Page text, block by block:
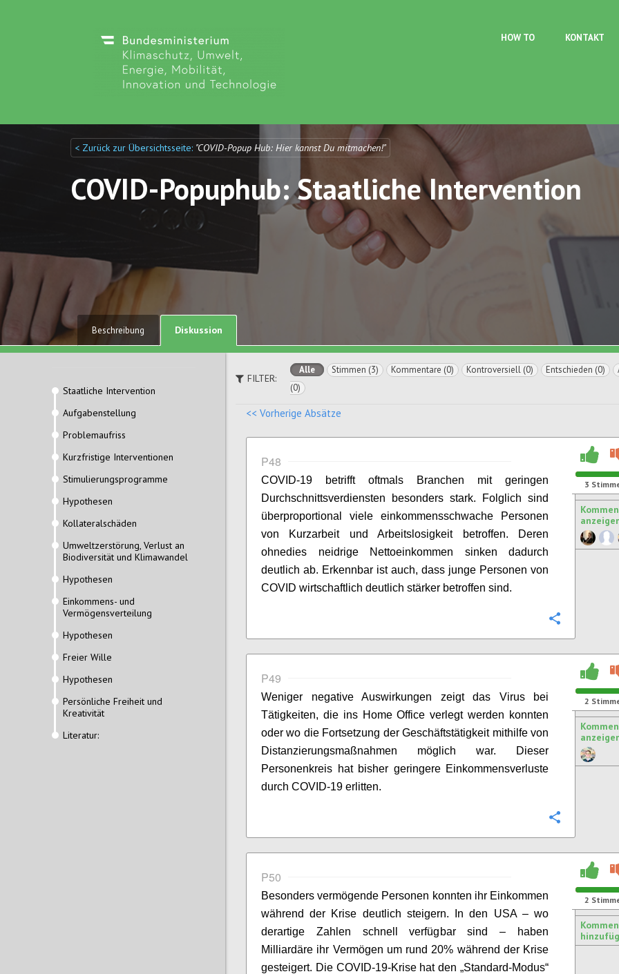
HOW TO KONTAKT
Discuto
< Zurück zur Übersichtsseite: "COVID-Popup Hub: Hier kannst Du mitmachen!"
COVID-Popuphub: Staatliche Intervention
Beschreibung
Diskussion
Staatliche Intervention
Aufgabenstellung
Problemaufriss
Kurzfristige Interventionen
Stimulierungsprogramme
Hypothesen
Kollateralschäden
Umweltzerstörung, Verlust an
Biodiversität und Klimawandel
Hypothesen
Einkommens- und
Vermögensverteilung
Hypothesen
Freier Wille
Hypothesen
Persönliche Freiheit und
Kreativität
Literatur:
FILTER:
Alle Stimmen (3) Kommentare (0) Kontroversiell (0) Entschieden (0)
(0)
<< Vorherige Absätze
P48
COVID-19 betrifft oftmals Branchen mit geringen
Durchschnittsverdiensten besonders stark. Folglich sind
überproportional viele einkommensschwache Personen
von Kurzarbeit und Arbeitslosigkeit betroffen. Deren
ohnedies neidrigeNettoeinkommen sinken dadurch
deutlich ab. Erkennbar ist auch, dass junge Personen von
COVID wirtschaftlich deutlich stärker betroffen sind.
3
P49
Weniger negative Auswirkungen zeigt das Virus bei
Tätigkeiten, die ins Home Office verlegt werden konnten
oder wo die Fortsetzung der Geschäftstätigkeit mithilfe von
Distanzierungsmaßnahmen möglich war. Dieser
Personenkreis hat bisher geringere Einkommensverluste
durch COVID-19 erlitten.
2
P50
Besonders vermögende Personen konnten ihr Einkommen
während der Krise deutlich steigern. In den USA – wo
derartige Zahlen schnell verfügbar sind – haben
Milliardäre ihr Vermögen um rund 20% während der Krise
gesteigert. Die COVID-19-Krise hat den „Standard-Modus“
2